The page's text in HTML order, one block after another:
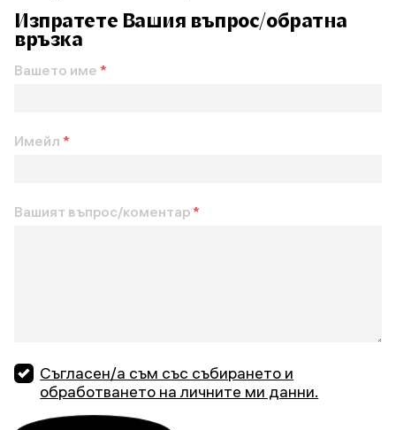
Изпратете Вашия въпрос/обратна
връзка
Вашето име *
Имейл *
Вашият въпрос/коментар*
Съгласен/а съм със събирането и
обработването на личните ми данни.